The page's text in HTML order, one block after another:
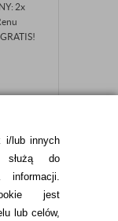
i/lub innych
służą do
informacji.
jest
lub celów,
2x
2